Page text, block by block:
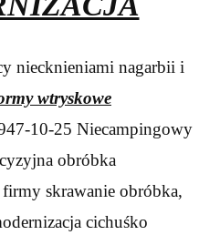
niecknieniami nagarbii i
wtryskowe
10-25 Niecampingowy
obróbka
skrawanie obróbka,
cichuśko